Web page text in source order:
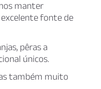
manter
fonte de
pêras a
únicos.
também muito